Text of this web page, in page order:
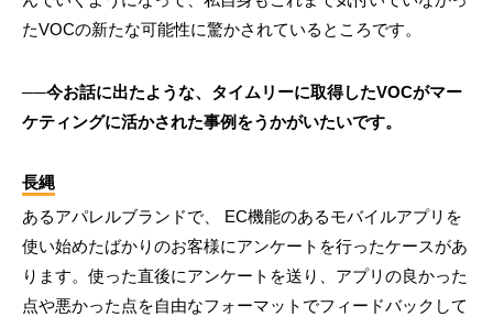
たVOCの新たな可能性に驚かされているところです。
──今お話に出たような、タイムリーに取得したVOCがマー
ケティングに活かされた事例をうかがいたいです。
長縄
あるアパレルブランドで、 EC機能のあるモバイルアプリを
使い始めたばかりのお客様にアンケートを行ったケースがあ
ります。使った直後にアンケートを送り、アプリの良かった
点や悪かった点を自由なフォーマットでフィードバックして